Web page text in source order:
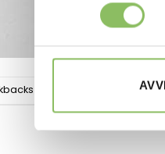
are currently closed.